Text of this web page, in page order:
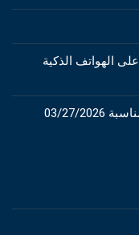
كاسبرسكي تكشف عن ارتفاع هجماتNFCعلى الهواتف الذكية
03/27/2026